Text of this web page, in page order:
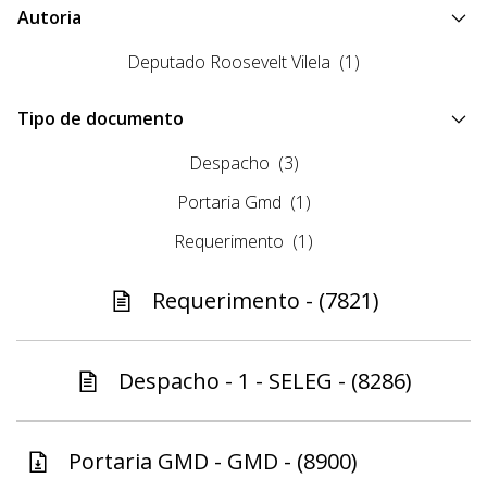
Autoria
Deputado Roosevelt Vilela (1)
Tipo de documento
Despacho (3)
Portaria Gmd (1)
Requerimento (1)
Requerimento - (7821)
Despacho - 1 - SELEG - (8286)
Portaria GMD - GMD - (8900)